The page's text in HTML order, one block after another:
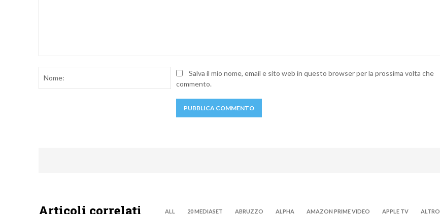
Nome:Salva il mio nome, email e sito web in questo browser per la prossima volta che
commento.
Articoli correlati ALL 20 MEDIASET ABRUZZO ALPHA AMAZON PRIME VIDEO APPLE TV ALTRO